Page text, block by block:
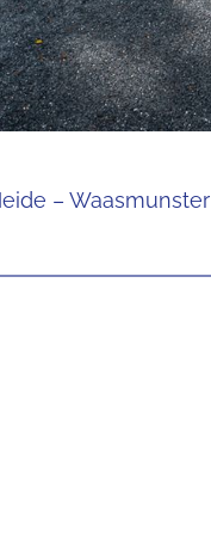
– Waasmunster